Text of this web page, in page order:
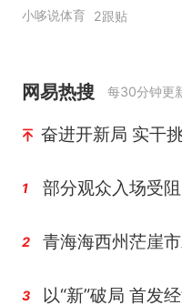
小哆说体育 2跟贴
网易热搜 每30分钟更
奋进开新局 实干
1
2 青海海西州茫崖
3